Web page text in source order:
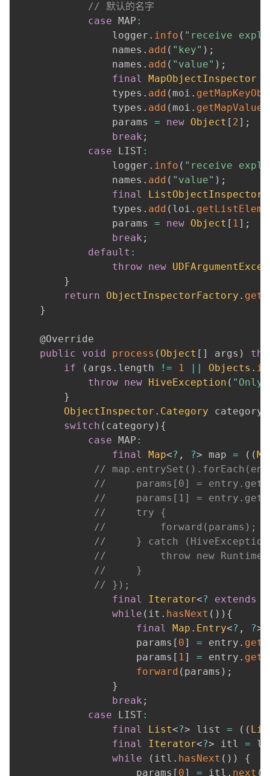
// 默认的名字
case MAP :
                logger
. info ( "receive
                names
. add ( "key" ) ;
                names
. add ( "value" ) ;
final
MapObjectInspector
                types
. add ( moi .
                types
. add ( moi .
                params
= new Object [ 2] ;
break ;
case LIST:
                logger
. info ( "receive
                names
. add ( "value" ) ;
final
ListObjectInspector
                types
. add ( loi .
                params
= new Object [ 1] ;
break ;
default :
throw new
}
return
ObjectInspectorFactory .
}
@Override
public
void process ( Object [ ] args )
if
( args . length != 1 Objects .
throw new HiveException ( "Only
}
ObjectInspector . Category category
switch ( category ) {
case MAP :
final
Map<? , ?> map = ( (
//
//     params[0] =
//     params[1] =
//     try {
//         forward(params);
//     } catch
//         throw new
//     }
// });
final
Iterator<? extends
while ( it . hasNext ( ) ) {
final
Map . Entry<? , ?>
                    params
[ 0] = entry .
                    params
[ 1] = entry .
forward ( params ) ;
}
break ;
case LIST:
final
List<?> list = ( (
final
Iterator<?> itl =
while
( itl . hasNext ( ) )
{
                    params
[ 0] = itl . next (